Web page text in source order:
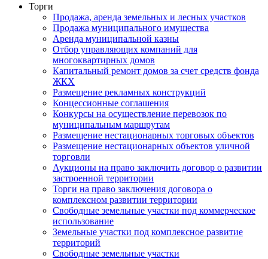
Торги
Продажа, аренда земельных и лесных участков
Продажа муниципального имущества
Аренда муниципальной казны
Отбор управляющих компаний для
многоквартирных домов
Капитальный ремонт домов за счет средств фонда
ЖКХ
Размещение рекламных конструкций
Концессионные соглашения
Конкурсы на осуществление перевозок по
муниципальным маршрутам
Размещение нестационарных торговых объектов
Размещение нестационарных объектов уличной
торговли
Аукционы на право заключить договор о развитии
застроенной территории
Торги на право заключения договора о
комплексном развитии территории
Свободные земельные участки под коммерческое
использование
Земельные участки под комплексное развитие
территорий
Свободные земельные участки